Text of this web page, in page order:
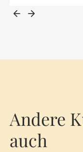
Andere
auch